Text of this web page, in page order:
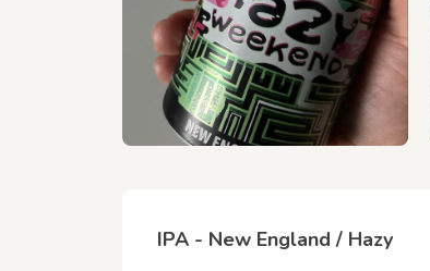
IPA - New England / Hazy